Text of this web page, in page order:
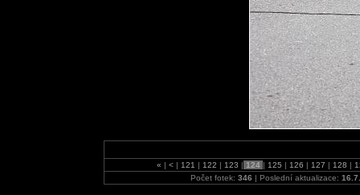
« | < | 121 | 122 | 123 | 124 | 125 | 126 | 127 | 128 |
Počet fotek: 346 | Poslední aktualizace: